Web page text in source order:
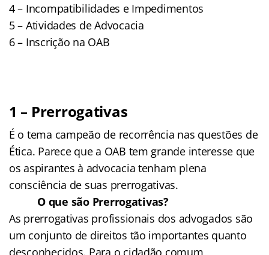
4 – Incompatibilidades e Impedimentos
5 – Atividades de Advocacia
6 – Inscrição na OAB
1 – Prerrogativas
É o tema campeão de recorrência nas questões de
Ética. Parece que a OAB tem grande interesse que
os aspirantes à advocacia tenham plena
consciência de suas prerrogativas.
O que são Prerrogativas?
As prerrogativas profissionais dos advogados são
um conjunto de direitos tão importantes quanto
desconhecidos. Para o cidadão comum,